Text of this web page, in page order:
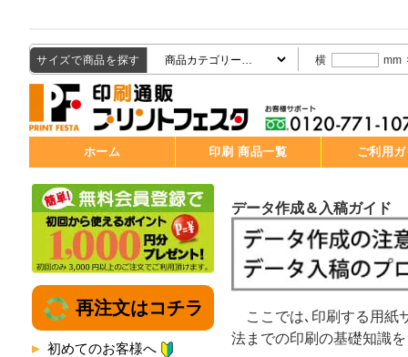
サイズで商品を探す 横 mm
ホーム 印刷 商品一覧 ご利用
再注文はコチラ
初めてのお客様へ
データ作成＆入稿ガイド
ここでは､印刷する用紙
法までの印刷の基礎知識